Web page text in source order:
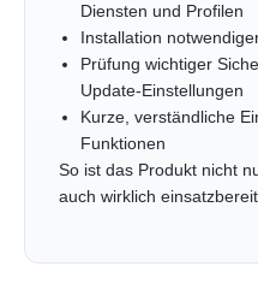
Diensten und Profilen
Installation
Prüfung wichtiger
Update-Einstellungen
Kurze, verständliche
Funktionen
So ist das Produkt nicht
auch wirklich einsatzbereit.